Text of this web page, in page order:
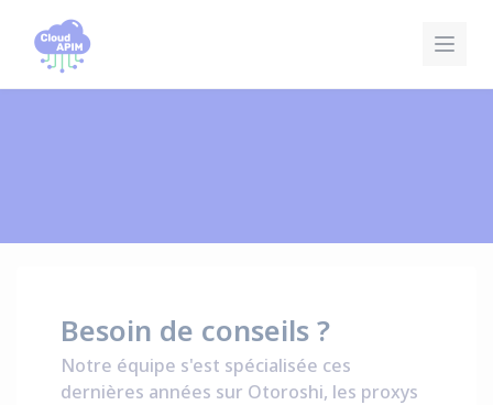
Besoin de conseils ?
Notre équipe s'est spécialisée ces
dernières années sur Otoroshi, les proxys